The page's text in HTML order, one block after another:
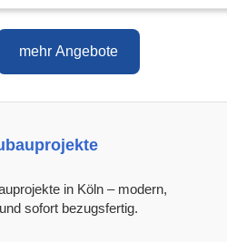
mehr Angebote
in Köln – modern,
sofort bezugsfertig.